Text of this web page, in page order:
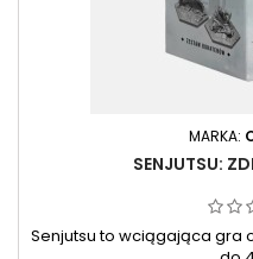
MARKA:
SENJUTSU:
Senjutsu to wciągająca gra